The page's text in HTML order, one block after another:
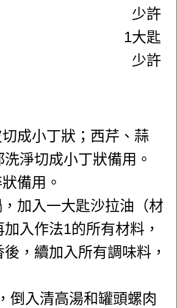
少許
1大匙
少許
成小丁狀；西芹、蒜
淨切成小丁狀備用。
備用。
加入一大匙沙拉油（材
入作法1的所有材料，
，續加入所有調味料，
倒入清高湯和罐頭螺肉